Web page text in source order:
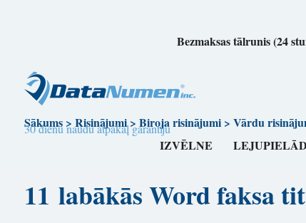
Bezmaksas tālrunis (24
30 dienu naudu atpakaļ garantiju
IZVĒLNE
Sākums> Risinājumi> Biroja risinājumi> Vārdu
11 labākās Word faksa